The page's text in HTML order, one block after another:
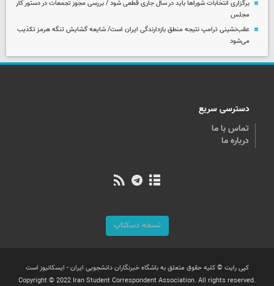
برگزاری انتخابات شوراها باید در سال جاری قطعی شود / بررسی مجوز تجمعات در دستور کار
مجلس
عقب‌نشینی ترامپ نتیجه منطق بازدارندگی ایران است/ شایعه گشایش تنگه هرمز تکذیب
می‌شود
دسترسی سریع
تماس با ما
درباره ما
نسخه دسکتاپ
کپی رایت © کلیه حقوق متعلق به باشگاه خبرنگاران دانشجویی ایران - ایسکانیوز است
Copyright © 2022 Iran Student Correspondent Association. All rights reserved.